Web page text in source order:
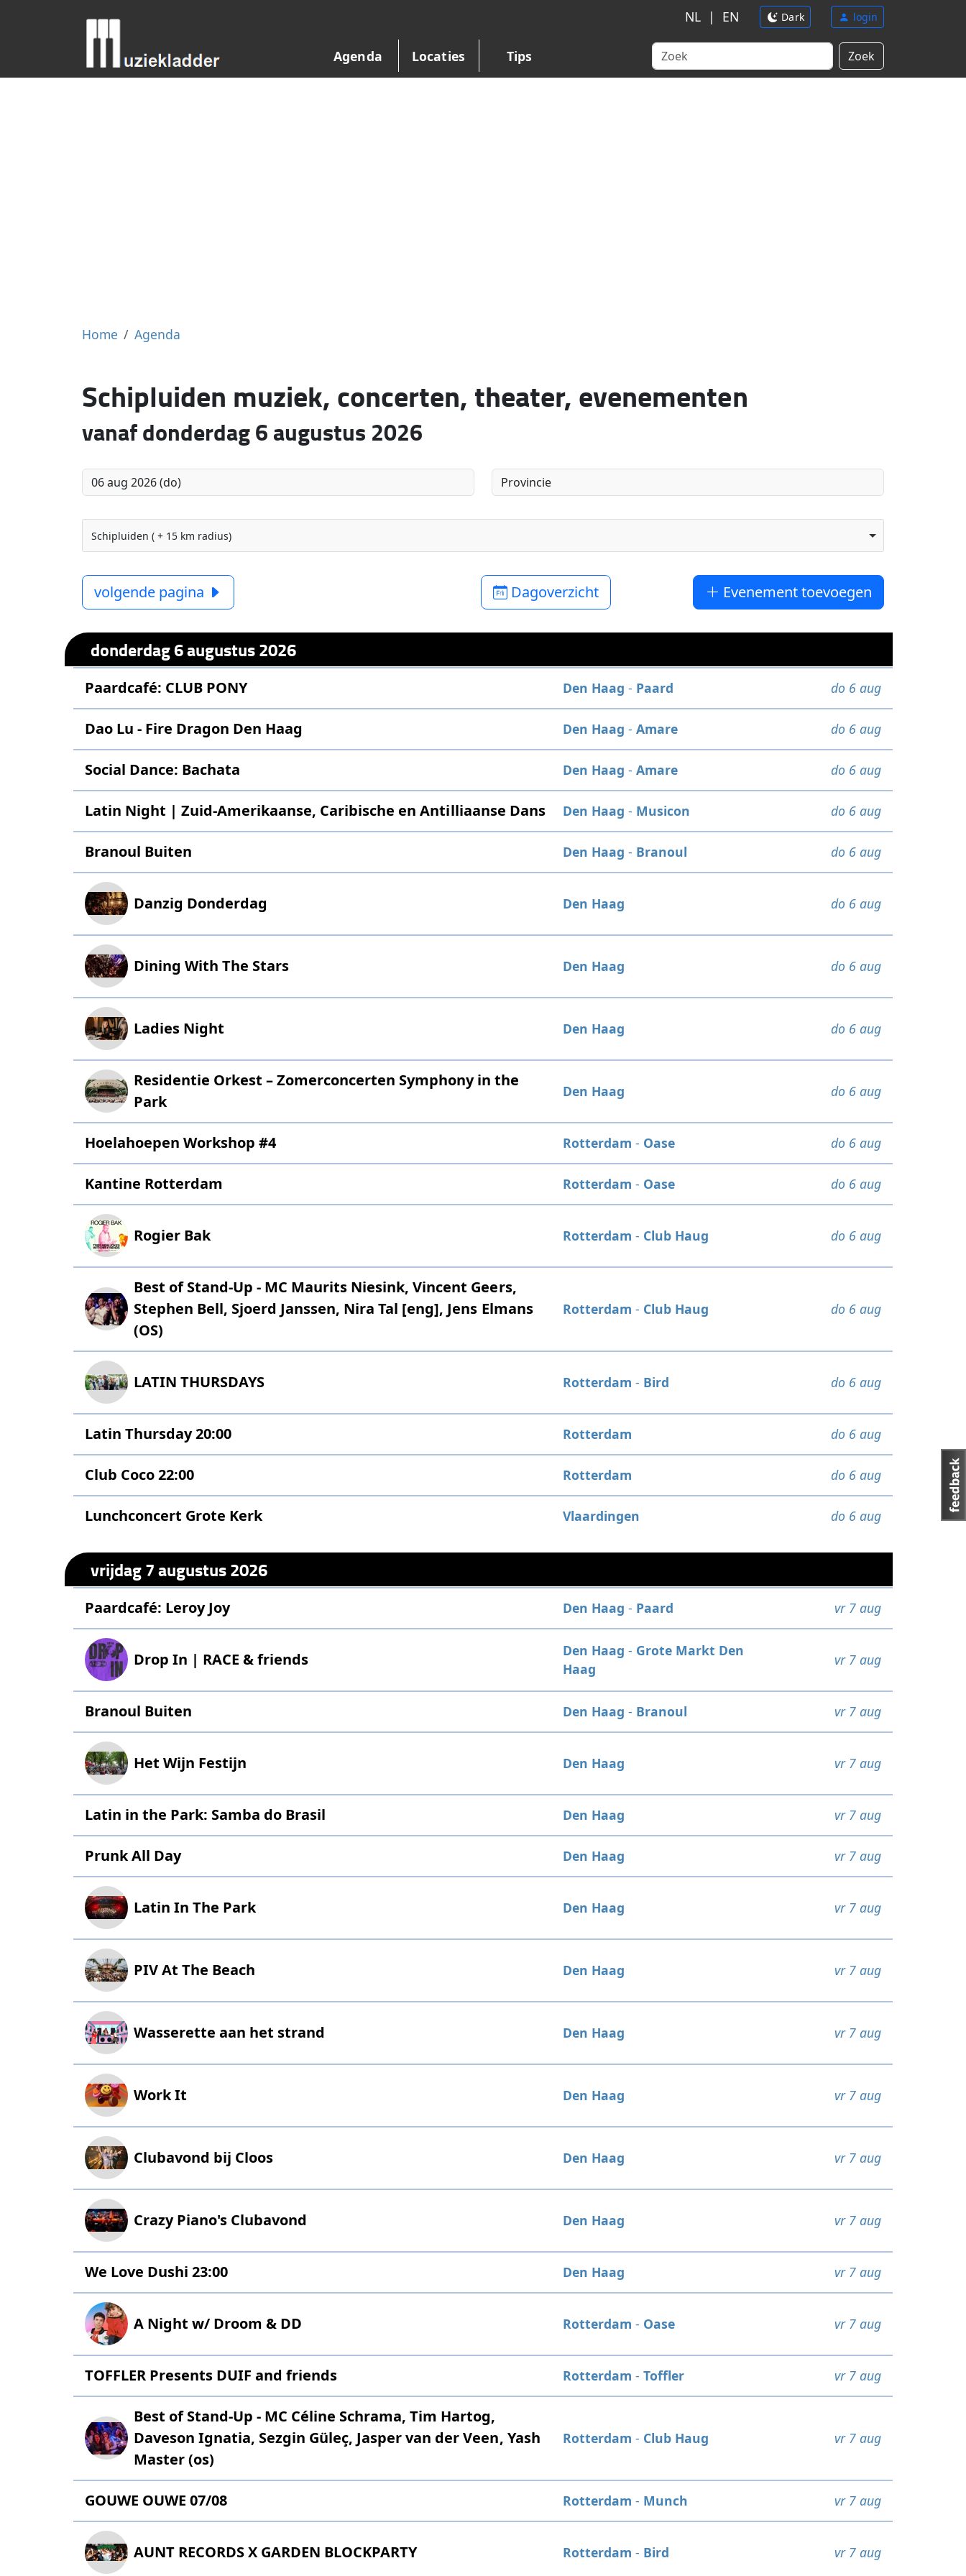
NL | EN Dark login
Agenda Locaties Tips Zoek
Home Agenda
Schipluiden muziek, concerten, theater, evenementen
vanaf donderdag 6 augustus 2026
Schipluiden ( + 15 km radius)
volgende pagina Dagoverzicht Evenement toevoegen
donderdag 6 augustus 2026
Paardcafé: CLUB PONY Den Haag - Paard do 6 aug
Dao Lu - Fire Dragon Den Haag Den Haag -Amare do 6 aug
Social Dance: Bachata Den Haag -Amare do 6 aug
Latin Night | Zuid-Amerikaanse, Caribische en Antilliaanse Dans Den Haag - Musicon do 6 aug
Branoul Buiten Den Haag - Branoul do 6 aug
Danzig Donderdag Den Haag do 6 aug
Dining With The Stars Den Haag do 6 aug
Ladies Night Den Haag do 6 aug
Residentie Orkest – Zomerconcerten Symphony in the
Park
Den Haag do 6 aug
Hoelahoepen Workshop #4 Rotterdam - Oase do 6 aug
Kantine Rotterdam Rotterdam - Oase do 6 aug
Rogier Bak Rotterdam - Club Haug do 6 aug
Best of Stand-Up - MC Maurits Niesink, Vincent Geers,
Stephen Bell, Sjoerd Janssen, Nira Tal [eng], Jens Elmans
(OS)
Rotterdam - Club Haug do 6 aug
LATIN THURSDAYS Rotterdam - Bird do 6 aug
Latin Thursday 20:00 Rotterdam do 6 aug
Club Coco 22:00 Rotterdam do 6 aug
Lunchconcert Grote Kerk Vlaardingen do 6 aug
vrijdag 7 augustus 2026
Paardcafé: Leroy Joy Den Haag - Paard vr 7 aug
Drop In | RACE & friends Den Haag - Grote Markt Den
Haag
vr 7 aug
Branoul Buiten Den Haag - Branoul vr 7 aug
Het Wijn Festijn Den Haag vr 7 aug
Latin in the Park: Samba do Brasil Den Haag vr 7 aug
Prunk All Day Den Haag vr 7 aug
Latin In The Park Den Haag vr 7 aug
PIV At The Beach Den Haag vr 7 aug
Wasserette aan het strand Den Haag vr 7 aug
Work It Den Haag vr 7 aug
Clubavond bij Cloos Den Haag vr 7 aug
Crazy Piano's Clubavond Den Haag vr 7 aug
We Love Dushi 23:00 Den Haag vr 7 aug
A Night w/ Droom & DD Rotterdam - Oase vr 7 aug
TOFFLER Presents DUIF and friends Rotterdam -Toffler vr 7 aug
Best of Stand-Up - MC Céline Schrama, Tim Hartog,
Daveson Ignatia, Sezgin Güleç, Jasper van der Veen, Yash
Master (os)
Rotterdam - Club Haug vr 7 aug
GOUWE OUWE 07/08 Rotterdam - Munch vr 7 aug
AUNT RECORDS X GARDEN BLOCKPARTY Rotterdam - Bird vr 7 aug